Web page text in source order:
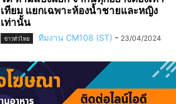
เทียม แยกเฉพาะห้องน้ำชายและหญิง
เท่านั้น
ข่าวทั่วไทย ทีมงาน CM108 (ST) - 23/04/2024